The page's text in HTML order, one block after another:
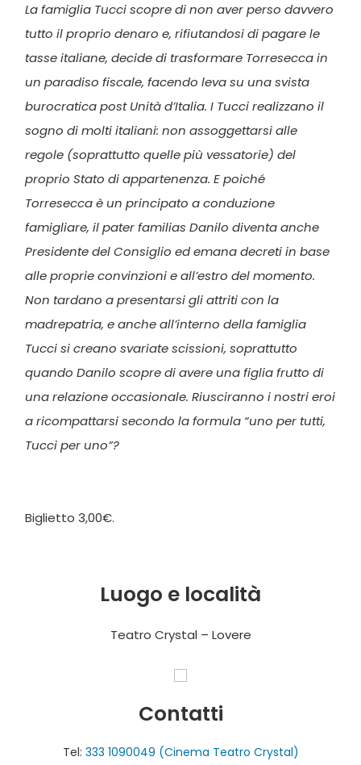
La famiglia Tucci scopre di non aver perso davvero
tutto il proprio denaro e, rifiutandosi di pagare le
tasse italiane, decide di trasformare Torresecca in
un paradiso fiscale, facendo leva su una svista
burocratica post Unità d’Italia. I Tucci realizzano il
sogno di molti italiani: non assoggettarsi alle
regole (soprattutto quelle più vessatorie) del
proprio Stato di appartenenza. E poiché
Torresecca è un principato a conduzione
famigliare, il pater familias Danilo diventa anche
Presidente del Consiglio ed emana decreti in base
alle proprie convinzioni e all’estro del momento.
Non tardano a presentarsi gli attriti con la
madrepatria, e anche all’interno della famiglia
Tucci si creano svariate scissioni, soprattutto
quando Danilo scopre di avere una figlia frutto di
una relazione occasionale. Riusciranno i nostri eroi
a ricompattarsi secondo la formula “uno per tutti,
Tucci per uno”?
Biglietto 3,00€.
Luogo e località
Teatro Crystal – Lovere
Contatti
Tel: 333 1090049 (Cinema Teatro Crystal)